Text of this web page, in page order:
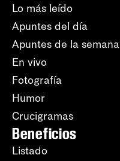
Lo más leído
Apuntes del día
Apuntes de la semana
En vivo
Fotografía
Humor
Crucigramas
Beneficios
Listado